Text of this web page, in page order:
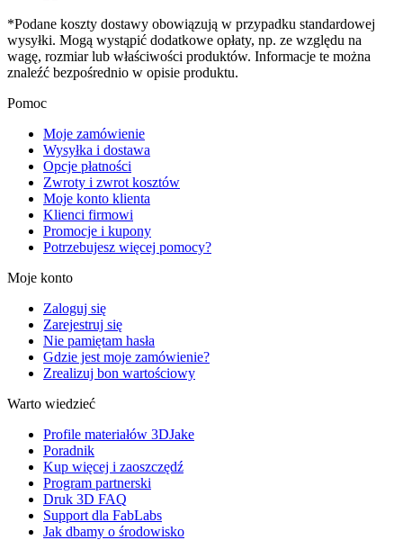
*Podane koszty dostawy obowiązują w przypadku standardowej
wysyłki. Mogą wystąpić dodatkowe opłaty, np. ze względu na
wagę, rozmiar lub właściwości produktów. Informacje te można
znaleźć bezpośrednio w opisie produktu.
Pomoc
Moje zamówienie
Wysyłka i dostawa
Opcje płatności
Zwroty i zwrot kosztów
Moje konto klienta
Klienci firmowi
Promocje i kupony
Potrzebujesz więcej pomocy?
Moje konto
Zaloguj się
Zarejestruj się
Nie pamiętam hasła
Gdzie jest moje zamówienie?
Zrealizuj bon wartościowy
Warto wiedzieć
Profile materiałów 3DJake
Poradnik
Kup więcej i zaoszczędź
Program partnerski
Druk 3D FAQ
Support dla FabLabs
Jak dbamy o środowisko